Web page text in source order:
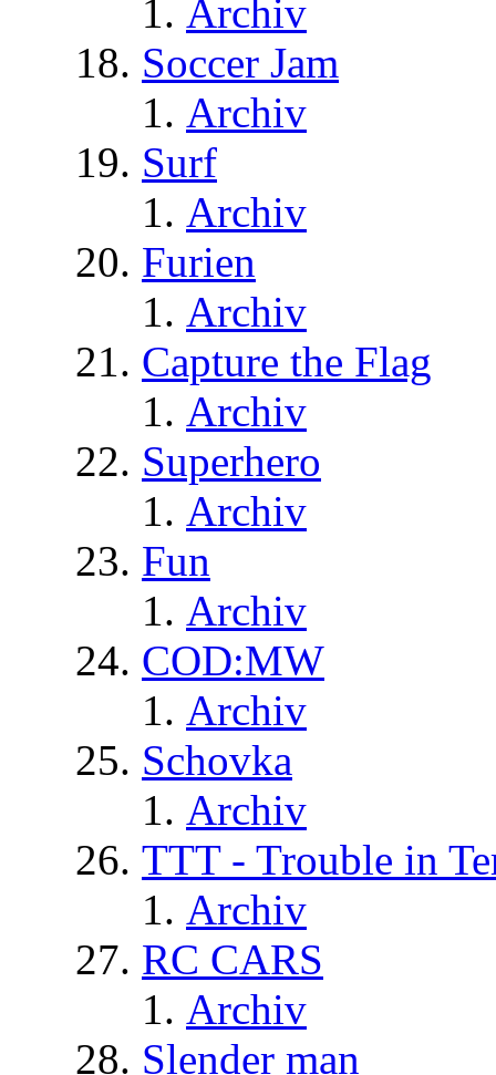
Archiv
Soccer Jam
Archiv
Surf
Archiv
Furien
Archiv
Capture the Flag
Archiv
Superhero
Archiv
Fun
Archiv
COD:MW
Archiv
Schovka
Archiv
TTT - Trouble in
Archiv
RC CARS
Archiv
Slender man